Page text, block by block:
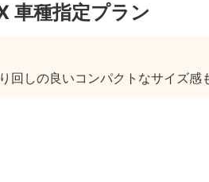
車種指定プラン
回しの良いコンパクトなサイズ